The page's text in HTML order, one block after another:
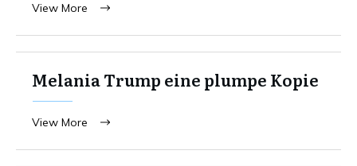
View More
Melania Trump eine plumpe Kopie
View More